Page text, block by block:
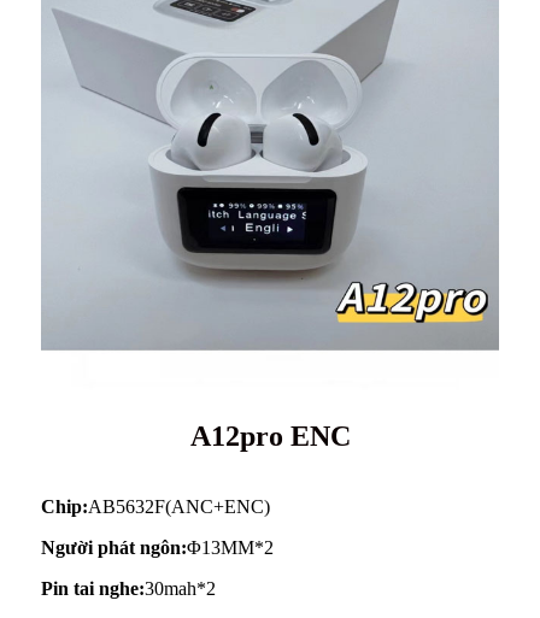
A12pro ENC
Chip:AB5632F(ANC+ENC)
Người phát ngôn:Φ13MM*2
Pin tai nghe:30mah*2